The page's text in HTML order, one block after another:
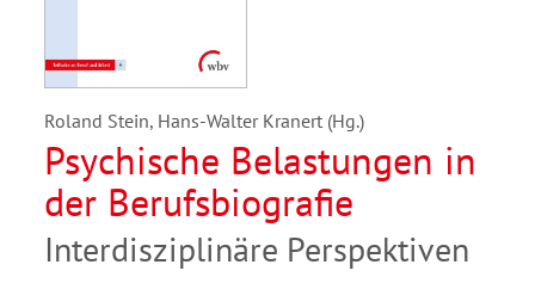
Roland Stein, Hans-Walter Kranert (Hg.)
Psychische Belastungen in
der Berufsbiografie
Interdisziplinäre Perspektiven